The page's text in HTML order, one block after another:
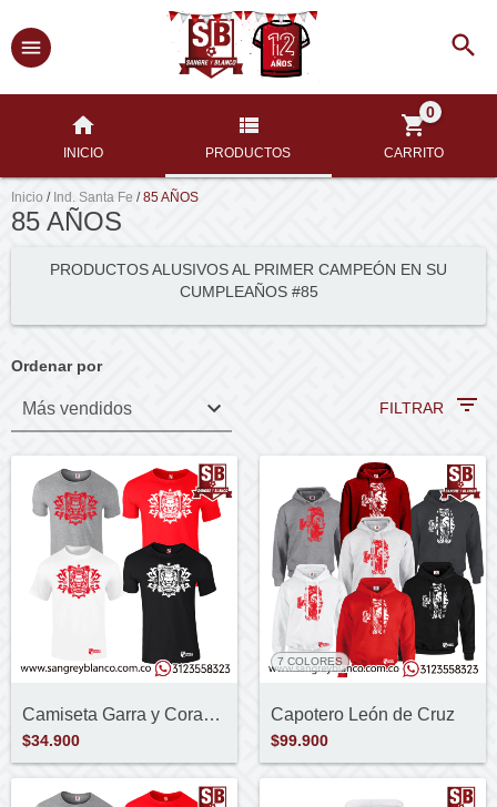
INICIO PRODUCTOS CARRITO
0
Inicio / Ind. Santa Fe / 85 AÑOS
85 AÑOS
PRODUCTOS ALUSIVOS AL PRIMER CAMPEÓN EN SU
CUMPLEAÑOS #85
Ordenar por
FILTRAR
Camiseta Garra y Corazón
$34.900
7 COLORES
Capotero León de Cruz
$99.900